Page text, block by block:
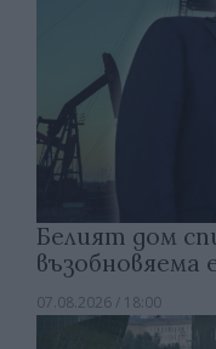
Белият дом
възобновяема
07.08.2026 / 18:00